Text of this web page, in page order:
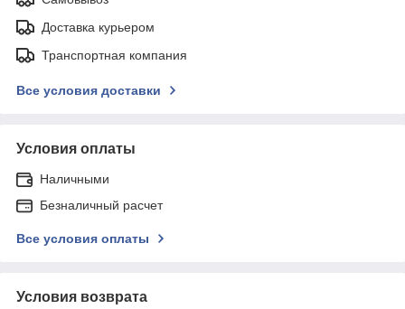
Доставка курьером
Транспортная компания
Все условия доставки
Условия оплаты
Наличными
Безналичный расчет
Все условия оплаты
Условия возврата